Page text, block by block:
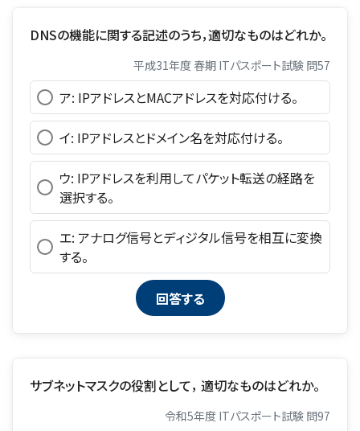
DNSの機能に関する記述のうち，適切なものはどれか。
平成31年度 春期 ITパスポート試験 問57
ア: IPアドレスとMACアドレスを対応付ける。
イ: IPアドレスとドメイン名を対応付ける。
ウ: IPアドレスを利用してパケット転送の経路を
選択する。
エ: アナログ信号とディジタル信号を相互に変換
する。
サブネットマスクの役割として， 適切なものはどれか。
令和5年度 ITパスポート試験 問97